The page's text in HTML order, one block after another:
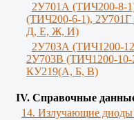
2У701А (ТИЧ200-8-
(ТИЧ200-6-1),
Д, Е, Ж, И)
2У703А (ТИЧ1200-
2У703В (ТИЧ1200-
КУ219(А, Б, В)
IV. Справочные
14. Излучающие